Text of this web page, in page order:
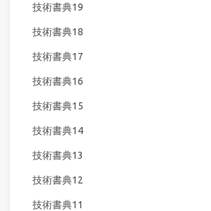
技術書典19
技術書典18
技術書典17
技術書典16
技術書典15
技術書典14
技術書典13
技術書典12
技術書典11